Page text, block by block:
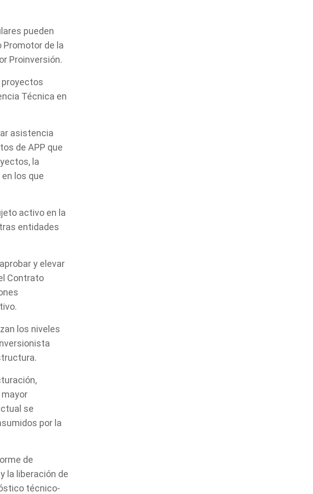
pueden
Promotor de la
Proinversión.
proyectos
Técnica en
asistencia
de APP que
la
los que
activo en la
entidades
y elevar
Contrato
los niveles
se
por la
de
la liberación de
técnico-